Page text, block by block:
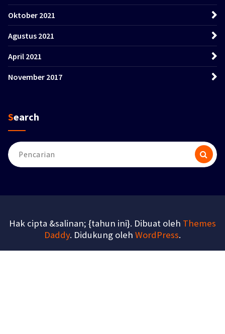
Oktober 2021
Agustus 2021
April 2021
November 2017
Search
Pencarian
untuk:
Hak cipta &salinan; {tahun ini}. Dibuat oleh Themes
Daddy. Didukung oleh WordPress.